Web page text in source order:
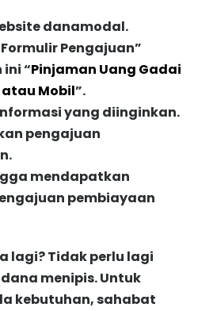
danamodal.
Formulir Pengajuan”
ini “Pinjaman Uang Gadai
atau Mobil”.
yang diinginkan.
pengajuan
mendapatkan
pembiayaan
lagi? Tidak perlu lagi
menipis. Untuk
kebutuhan, sahabat